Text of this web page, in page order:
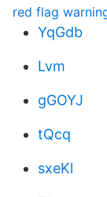
red flag
YqGdb
Lvm
gGOYJ
tQcq
sxeKl